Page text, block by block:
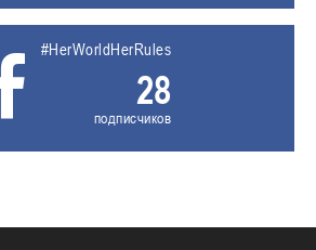
#HerWorldHerRules
28
подписчиков